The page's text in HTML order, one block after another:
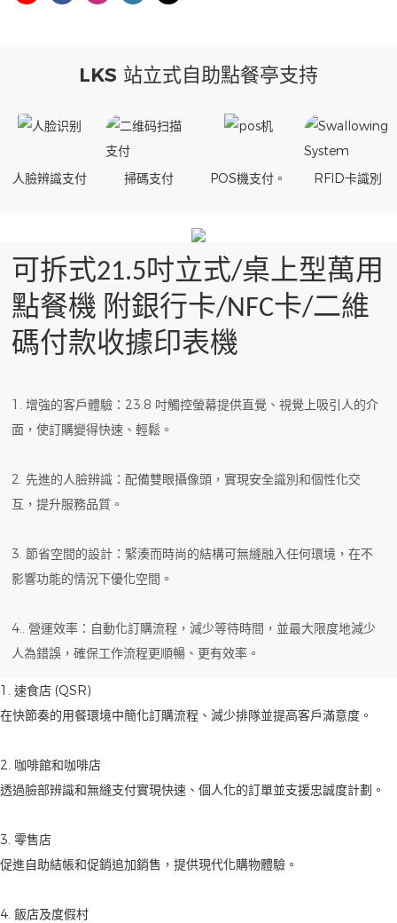
LKS 站立式自助點餐亭支持
人臉辨識支付 掃碼支付 POS機支付。 RFID卡識別
可拆式21.5吋立式/桌上型萬用
點餐機 附銀行卡/NFC卡/二維
碼付款收據印表機
1. 增強的客戶體驗：23.8 吋觸控螢幕提供直覺、視覺上吸引人的介
面，使訂購變得快速、輕鬆。
2. 先進的人臉辨識：配備雙眼攝像頭，實現安全識別和個性化交
互，提升服務品質。
3. 節省空間的設計：緊湊而時尚的結構可無縫融入任何環境，在不
影響功能的情況下優化空間。
4.. 營運效率：自動化訂購流程，減少等待時間，並最大限度地減少
人為錯誤，確保工作流程更順暢、更有效率。
1. 速食店 (QSR)
在快節奏的用餐環境中簡化訂購流程、減少排隊並提高客戶滿意度。
2. 咖啡館和咖啡店
透過臉部辨識和無縫支付實現快速、個人化的訂單並支援忠誠度計劃。
3. 零售店
促進自助結帳和促銷追加銷售，提供現代化購物體驗。
4. 飯店及度假村